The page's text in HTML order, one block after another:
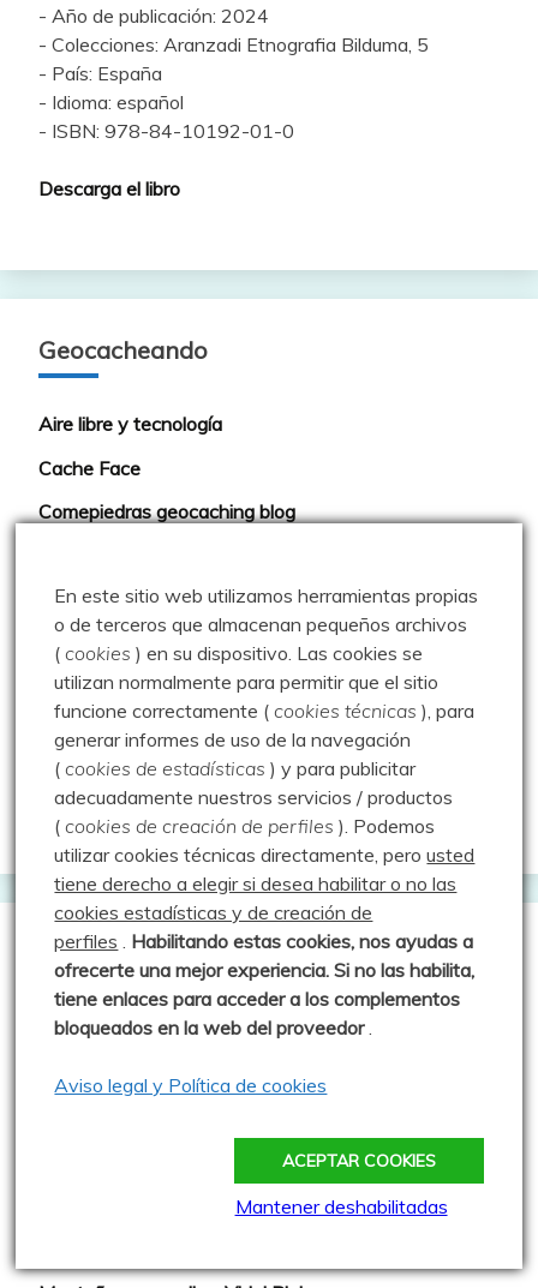
- Año de publicación: 2024
- Colecciones: Aranzadi Etnografia Bilduma, 5
- País: España
- Idioma: español
- ISBN: 978-84-10192-01-0
Descarga el libro
Geocacheando
Aire libre y tecnología
Cache Face
Comepiedras geocaching blog
Geocaching portugués
Geocaching Spain
Geocaching Valladolid
Trushoo Team
Vacaché: Las rutas de MJ y Javi
Web oficial del Geocaching
Webs que cotilleo
Sparrou - Juegos sobre naturaleza
Club de Montaña la Escalerilla
Cronoescalada TORREÓN Carrera Vertical
En este sitio web utilizamos herramientas propias
o de terceros que almacenan pequeños archivos
(cookies ) en su dispositivo. Las cookies se
utilizan normalmente para permitir que el sitio
funcione correctamente (cookies técnicas ), para
generar informes de uso de la navegación
(cookies de estadísticas ) y para publicitar
adecuadamente nuestros servicios / productos
(cookies de creación de perfiles ). Podemos
utilizar cookies técnicas directamente, perousted
tiene derecho a elegir si desea habilitar o no las
cookies estadísticas y de creación de
perfiles . Habilitando estas cookies, nos ayudas a
ofrecerte una mejor experiencia. Si no las habilita,
tiene enlaces para acceder a los complementos
bloqueados en la web del proveedor.
Aviso legal y Política de cookies
ACEPTAR COOKIES
Mantener deshabilitadas